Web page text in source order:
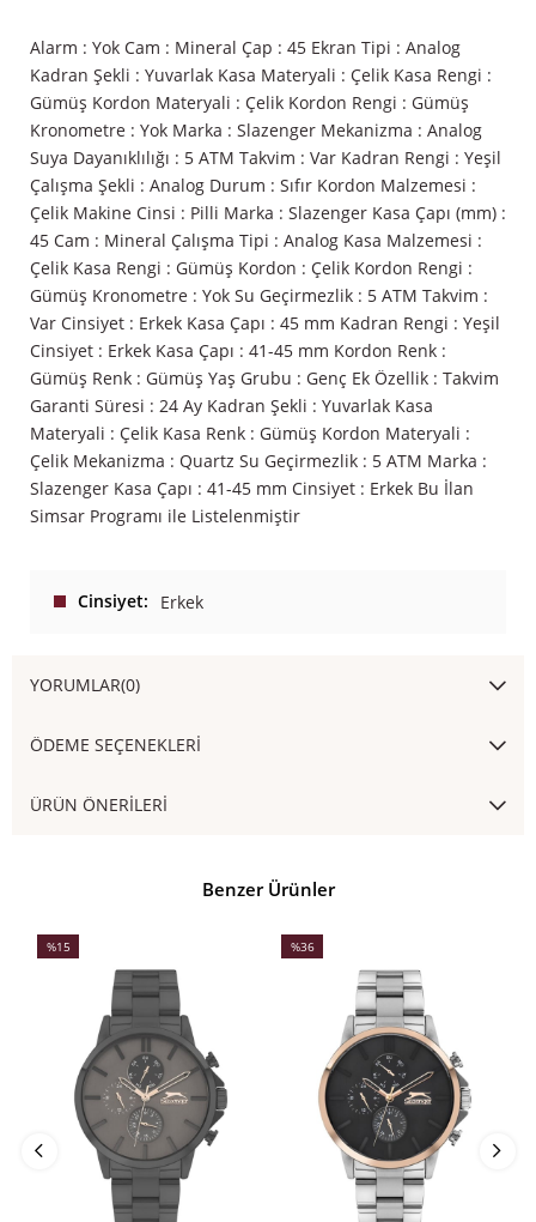
Alarm : Yok Cam : Mineral Çap : 45 Ekran Tipi : Analog
Kadran Şekli : Yuvarlak Kasa Materyali : Çelik Kasa Rengi :
Gümüş Kordon Materyali : Çelik Kordon Rengi : Gümüş
Kronometre : Yok Marka : Slazenger Mekanizma : Analog
Suya Dayanıklılığı : 5 ATM Takvim : Var Kadran Rengi : Yeşil
Çalışma Şekli : Analog Durum : Sıfır Kordon Malzemesi :
Çelik Makine Cinsi : Pilli Marka : Slazenger Kasa Çapı (mm) :
45 Cam : Mineral Çalışma Tipi : Analog Kasa Malzemesi :
Çelik Kasa Rengi : Gümüş Kordon : Çelik Kordon Rengi :
Gümüş Kronometre : Yok Su Geçirmezlik : 5 ATM Takvim :
Var Cinsiyet : Erkek Kasa Çapı : 45 mm Kadran Rengi : Yeşil
Cinsiyet : Erkek Kasa Çapı : 41-45 mm Kordon Renk :
Gümüş Renk : Gümüş Yaş Grubu : Genç Ek Özellik : Takvim
Garanti Süresi : 24 Ay Kadran Şekli : Yuvarlak Kasa
Materyali : Çelik Kasa Renk : Gümüş Kordon Materyali :
Çelik Mekanizma : Quartz Su Geçirmezlik : 5 ATM Marka :
Slazenger Kasa Çapı : 41-45 mm Cinsiyet : Erkek Bu İlan
Simsar Programı ile Listelenmiştir
Cinsiyet Erkek
YORUMLAR(0)
ÖDEME SEÇENEKLERI
ÜRÜN ÖNERILERI
Benzer Ürünler
%15
%36